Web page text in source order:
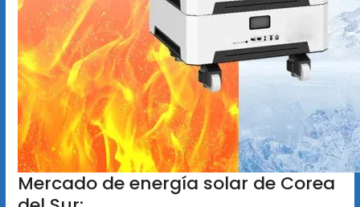
Mercado de energía solar de Corea